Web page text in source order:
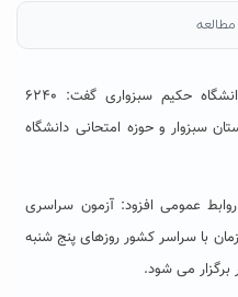
معاون آموزشی و تحصیلات تکمیلی دانشگاه حکیم سبزواری گفت: ۶۲۴۰
در آزمون ۹۸ در شهرستان سبزوار و حوزه امتحانی دانشگاه
عمومی افزود: آزمون سراسری
با سراسر کشور روزهای پنج شنبه